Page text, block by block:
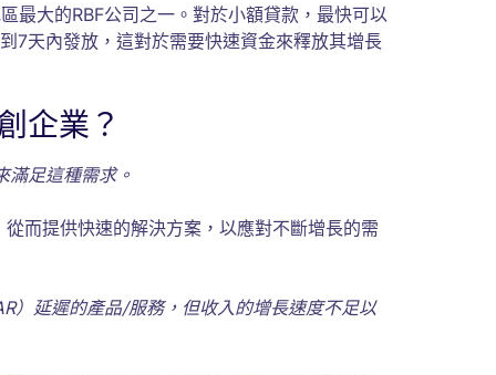
大的RBF公司之一。對於小額貸款，最快可以
7天內發放，這對於需要快速資金來釋放其增長
企業？
足這種需求。
而提供快速的解決方案，以應對不斷增長的需
）延遲的產品/服務，但收入的增長速度不足以